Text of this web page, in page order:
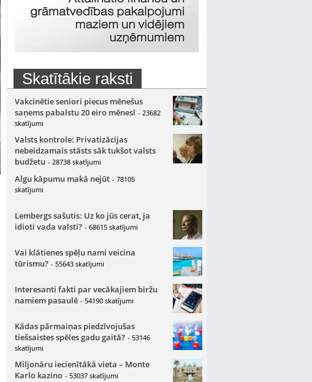
Skatītākie raksti
Vakcinētie seniori piecus mēnešus
saņems pabalstu 20 eiro mēnesī - 23682
skatījumi
Valsts kontrole: Privatizācijas
nebeidzamais stāsts sāk tukšot valsts
budžetu - 28738 skatījumi
Algu kāpumu makā nejūt - 78105
skatījumi
Lembergs sašutis: Uz ko jūs cerat, ja
idioti vada valsti? - 68615 skatījumi
Vai klātienes spēļu nami veicina
tūrismu? - 55643 skatījumi
Interesanti fakti par vecākajiem biržu
namiem pasaulē - 54190 skatījumi
Kādas pārmaiņas piedzīvojušas
tiešsaistes spēles gadu gaitā? - 53146
skatījumi
Miljonāru iecienītākā vieta – Monte
Karlo kazino - 53037 skatījumi